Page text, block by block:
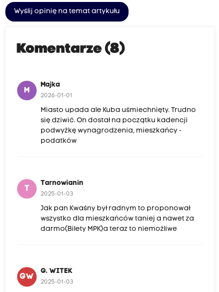
Wyślij opinię na temat artykułu
Komentarze (8)
M
Majka
2026-01-01
Miasto upada ale Kuba uśmiechnięty. Trudno
się dziwić. On dostał na początku kadencji
podwyżkę wynagrodzenia, mieszkańcy -
podatków
T
Tarnowianin
2025-01-03
Jak pan Kwaśny był radnym to proponował
wszystko dla mieszkańców taniej a nawet za
darmo(Bilety MPK)a teraz to niemożliwe
GW
G. WITEK
2025-01-03